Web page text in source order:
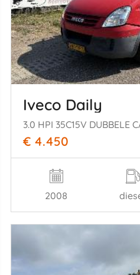
Iveco Daily
3.0 HPI 35C15V DUBBELE
€ 4.450
2008